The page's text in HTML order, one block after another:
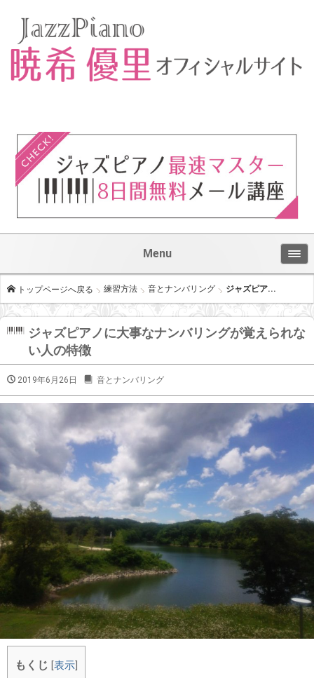
Menu
トップページへ戻る 練習方法 音とナンバリング ジャズピア...
ジャズピアノに大事なナンバリングが覚えられな
い人の特徴
2019年6月26日 音とナンバリング
もくじ 表示